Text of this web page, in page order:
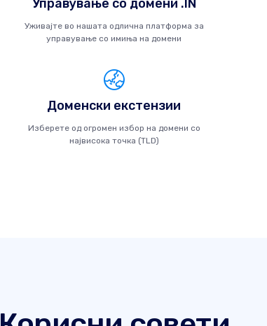
Управување со домени .IN
Уживајте во нашата одлична платформа за
управување со имиња на домени
Доменски екстензии
Изберете од огромен избор на домени со
највисока точка (TLD)